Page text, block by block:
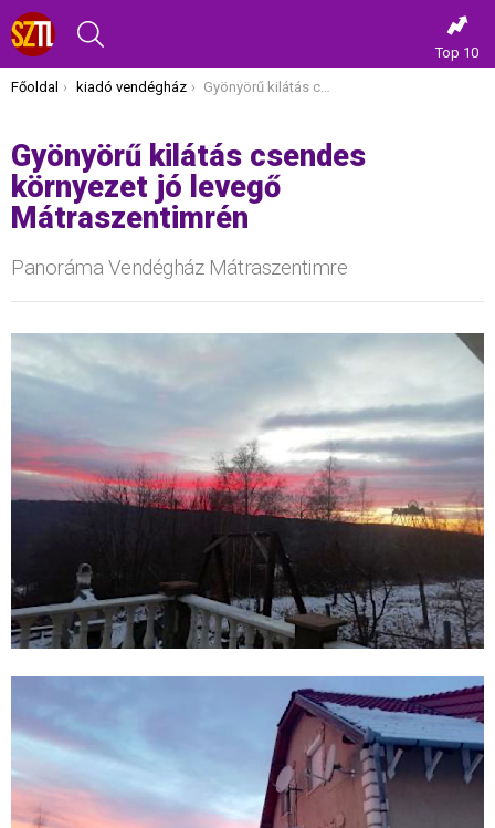
Top 10
Itt vagy most:
Főoldal kiadó vendégház Gyönyörű kilátás csendes környezet jó levegő Mátraszentimrén
Gyönyörű kilátás csendes
környezet jó levegő
Mátraszentimrén
Panoráma Vendégház Mátraszentimre